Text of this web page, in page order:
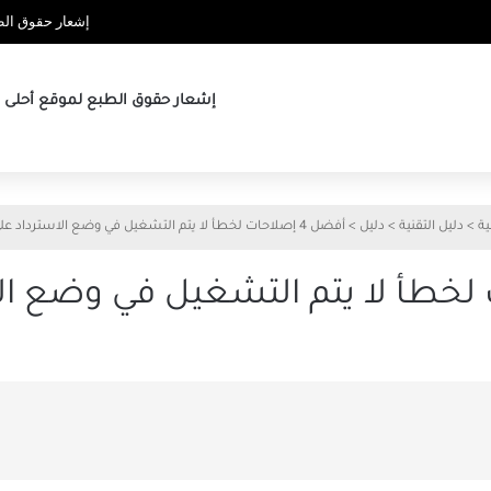
إشعار حقوق
إشعار حقوق الطبع لموقع أحلى
> دليل التقنية > دليل > أفضل 4 إصلاحات لخطأ لا يتم التشغيل في وضع الاسترداد على Mac